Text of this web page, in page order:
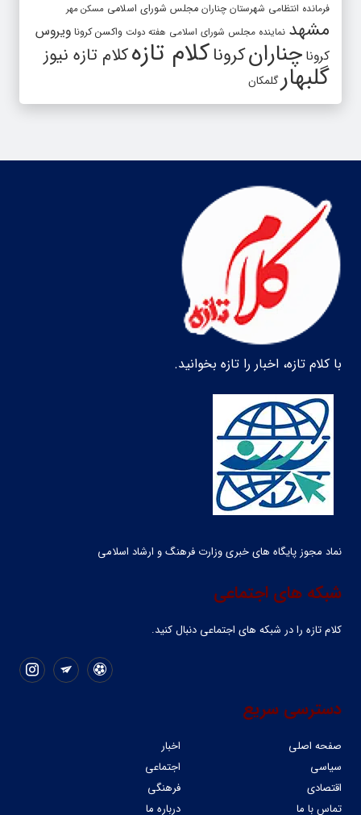
فرمانده انتظامی شهرستان چناران مجلس شورای اسلامی مسکن مهر
مشهد نماینده مجلس شورای اسلامی هفته دولت واکسن کرونا ویروس
کرونا چنارانکروناکلام تازهکلام تازه نیوز
گلبهارگلمکان
با کلام تازه، اخبار را تازه بخوانید.
نماد مجوز پایگاه های خبری وزارت فرهنگ و ارشاد اسلامی
شبکه های اجتماعی
کلام تازه را در شبکه ‌های اجتماعی دنبال کنید.
دسترسی سریع
صفحه اصلی
اخبار
سیاسی
اجتماعی
اقتصادی
فرهنگی
تماس با ما
درباره ما